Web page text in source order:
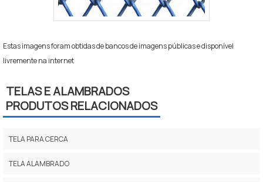
Estas imagens foram obtidas de bancos de imagens públicas e disponível
livremente na internet
TELAS E ALAMBRADOS
PRODUTOS RELACIONADOS
TELA PARA CERCA
TELA ALAMBRADO